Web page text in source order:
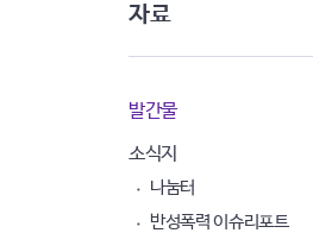
자료
발간물
소식지
나눔터
반성폭력 이슈리포트